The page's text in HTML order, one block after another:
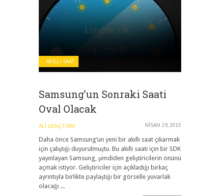
AKILLI SAAT
Samsung’un Sonraki Saati
Oval Olacak
ALI GENÇTÜRK NISAN 29, 2015
Daha önce Samsung’un yeni bir akıllı saat çıkarmak
için çalıştığı duyurulmuştu. Bu akıllı saati için bir SDK
yayınlayan Samsung, şimdiden geliştiricilerin önünü
açmak istiyor. Geliştiriciler için açıkladığı birkaç
ayrıntıyla birlikte paylaştığı bir görselle yuvarlak
olacağı ...